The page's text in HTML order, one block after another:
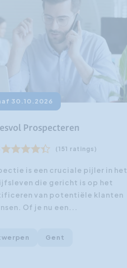
30.10.2026
Prospecteren
(151 ratings)
is een cruciale pijler in het
die gericht is op het
van potentiële klanten
Of je nu een...
Gent